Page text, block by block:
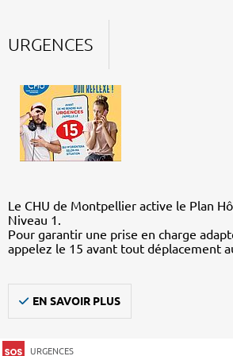
URGENCES
Le CHU de Montpellier active le Plan
Niveau 1.
Pour garantir une prise en charge
appelez le 15 avant tout déplacement
EN SAVOIR PLUS
URGENCES